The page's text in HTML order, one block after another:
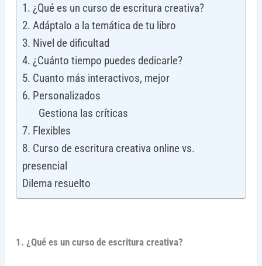
1. ¿Qué es un curso de escritura creativa?
2. Adáptalo a la temática de tu libro
3. Nivel de dificultad
4. ¿Cuánto tiempo puedes dedicarle?
5. Cuanto más interactivos, mejor
6. Personalizados
Gestiona las críticas
7. Flexibles
8. Curso de escritura creativa online vs.
presencial
Dilema resuelto
1. ¿Qué es un curso de escritura creativa?